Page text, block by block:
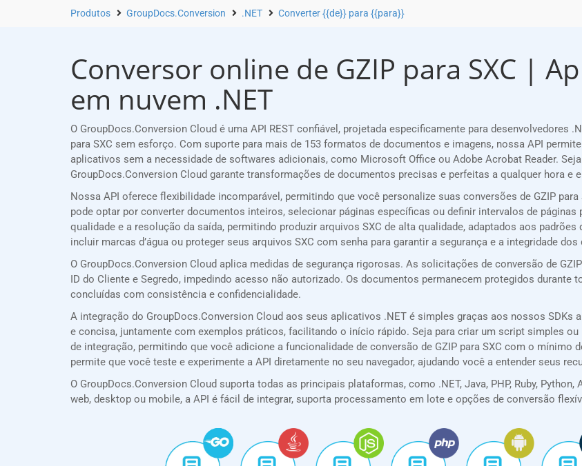
Produtos GroupDocs.Conversion .NET Converter {{de}} para {{para}}
Conversor online de GZIP para SXC |
em nuvem .NET
O GroupDocs.Conversion Cloud é uma API REST confiável, projetada especificamente para desenvolvedores
para SXC sem esforço. Com suporte para mais de 153 formatos de documentos e imagens, nossa API
aplicativos sem a necessidade de softwares adicionais, como Microsoft Office ou Adobe Acrobat Reader.
GroupDocs.Conversion Cloud garante transformações de documentos precisas e perfeitas a qualquer hora e
Nossa API oferece flexibilidade incomparável, permitindo que você personalize suas conversões de GZIP
pode optar por converter documentos inteiros, selecionar páginas específicas ou definir intervalos de
qualidade e a resolução da saída, permitindo produzir arquivos SXC de alta qualidade, adaptados aos
incluir marcas d’água ou proteger seus arquivos SXC com senha para garantir a segurança e a integridade
O GroupDocs.Conversion Cloud aplica medidas de segurança rigorosas. As solicitações de conversão de
ID do Cliente e Segredo, impedindo acesso não autorizado. Os documentos permanecem protegidos
concluídas com consistência e confidencialidade.
A integração do GroupDocs.Conversion Cloud aos seus aplicativos .NET é simples graças aos nossos SDKs
e concisa, juntamente com exemplos práticos, facilitando o início rápido. Seja para criar um script simples
de integração, permitindo que você adicione a funcionalidade de conversão de GZIP para SXC com o mínimo
permite que você teste e experimente a API diretamente no seu navegador, ajudando você a entender seus
O GroupDocs.Conversion Cloud suporta todas as principais plataformas, como .NET, Java, PHP, Ruby,
web, desktop ou mobile, a API é fácil de integrar, suporta processamento em lote e opções de conversão